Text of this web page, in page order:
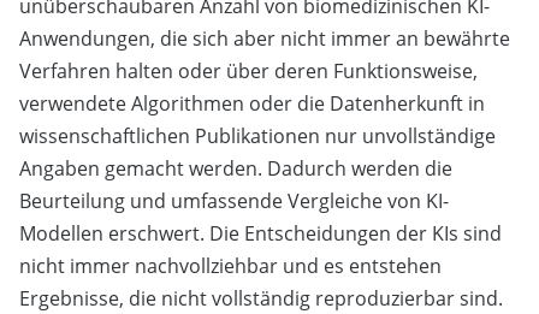
unüberschaubaren Anzahl von biomedizinischen KI-
Anwendungen, die sich aber nicht immer an bewährte
Verfahren halten oder über deren Funktionsweise,
verwendete Algorithmen oder die Datenherkunft in
wissenschaftlichen Publikationen nur unvollständige
Angaben gemacht werden. Dadurch werden die
Beurteilung und umfassende Vergleiche von KI-
Modellen erschwert. Die Entscheidungen der KIs sind
nicht immer nachvollziehbar und es entstehen
Ergebnisse, die nicht vollständig reproduzierbar sind.